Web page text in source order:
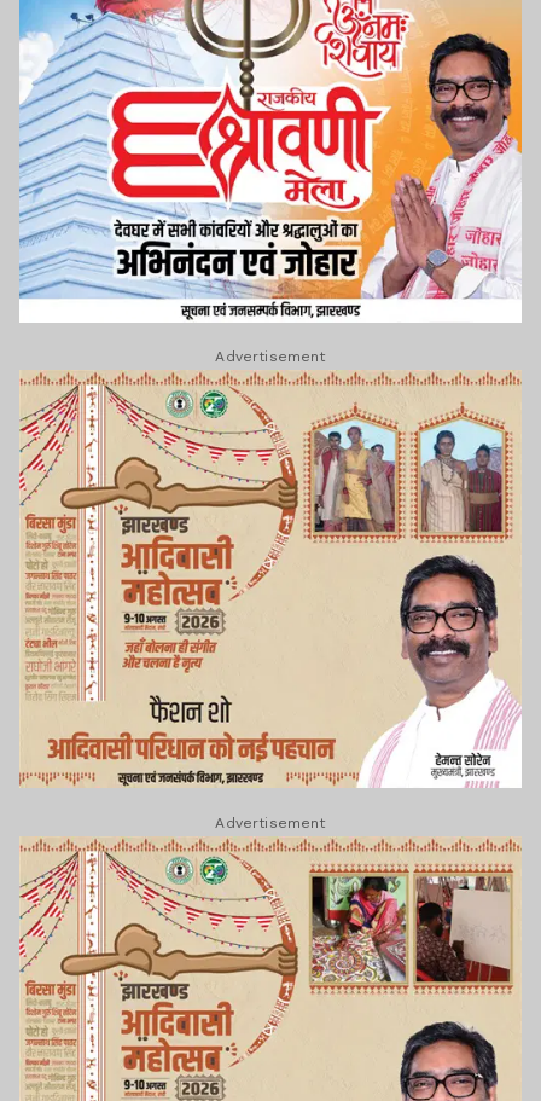
Advertisement
Advertisement